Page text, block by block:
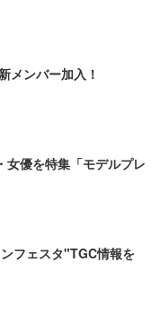
メンバー加入！
女優を特集「モデルプレ
フェスタ"TGC情報を